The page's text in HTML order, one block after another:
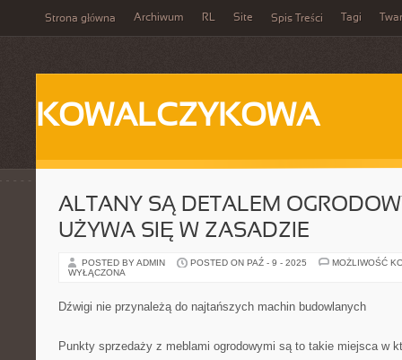
Strona główna Archiwum RL Site Spis Treści Tagi
KOWALCZYKOWA
ALTANY SĄ DETALEM
UŻYWA SIĘ W ZASADZIE
POSTED BY ADMIN POSTED ON PAŹ - 9 - 2025
MOŻLIWOŚĆ
WYŁĄCZONA
Dźwigi nie przynależą do najtańszych machin budowlanych
Punkty sprzedaży z meblami ogrodowymi są to takie miejsca w